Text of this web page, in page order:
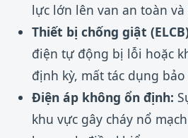
lực lớn lên van an toàn
Thiết bị chống giật
điện tự động bị lỗi hoặc
định kỳ, mất tác dụng bảo
Điện áp không ổn định:
khu vực gây cháy nổ